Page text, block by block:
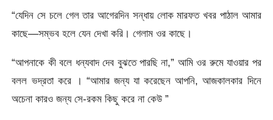
“যেদিন সে চলে গেল তার আগেরদিন সন্ধায় লোক মারফত খবর পাঠাল আমার
কাছে—সম্ভব হলে যেন দেখা করি। গেলাম ওর কাছে।
“আপনাকে কী বলে ধন্যবাদ দেব বুঝতে পারছি না,” আমি ওর রুমে যাওয়ার পর
বলল ভদ্রতা করে । “আমার জন্য যা করেছেন আপনি, আজকালকার দিনে
অচেনা কারও জন্য সে-রকম কিছু করে না কেউ ”